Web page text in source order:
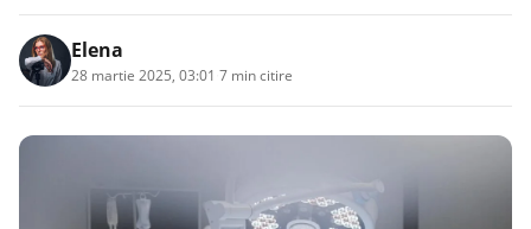
Elena
28 martie 2025, 03:01 7 min citire